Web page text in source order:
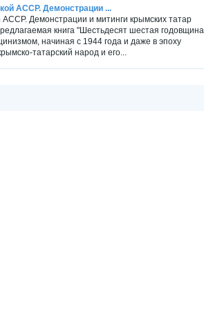
АССР. Демонстрации ...
Демонстрации и митинги крымских татар
книга "Шестьдесят шестая годовщина
начиная с 1944 года и даже в эпоху
татарский народ и его...